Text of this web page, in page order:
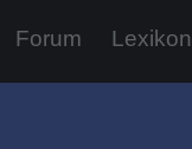
Forum Lexikon